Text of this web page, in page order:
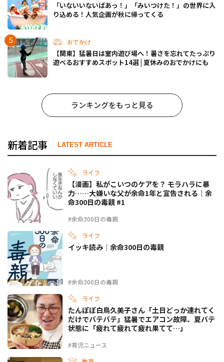
「いないいないばあっ！」「みいつけた！」の世界に入
り込める！人気企画が秋に帰ってくる
おでかけ
【関東】猛暑日は室内遊び場へ！暑さを忘れてたっぷり
遊べるおすすめスポット14選 | 夏休みのおでかけにも
ランキングをもっと見る
新着記事 LATEST ARTICLE
ライフ
#余命300日の毒親
【漫画】私がこいつのケアを？ モラハラに暴
力……大嫌いな父が余命1年と宣告される｜余
命300日の毒親 #1
ライフ
#余命300日の毒親
イッキ読み｜余命300日の毒親
ライフ
#育児ニュース
たんぽぽ白鳥久美子さん「土日どっか連れてく
だけでバテバテ」猛暑でエアコン故障、夏バテ
状態に「疲れて疲れて疲れ果てて…」